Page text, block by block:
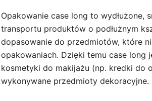
Opakowanie case long to wydłużone,
transportu produktów o podłużnym
dopasowanie do przedmiotów, które
opakowaniach. Dzięki temu case long
kosmetyki do makijażu (np. kredki do
wykonywane przedmioty dekoracyjne.